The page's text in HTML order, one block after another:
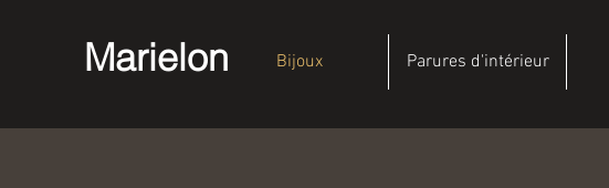
Marielon Bijoux Parures d'intérieur